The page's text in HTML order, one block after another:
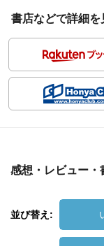
書店などで詳細を
感想・レビュー・
並び替え: